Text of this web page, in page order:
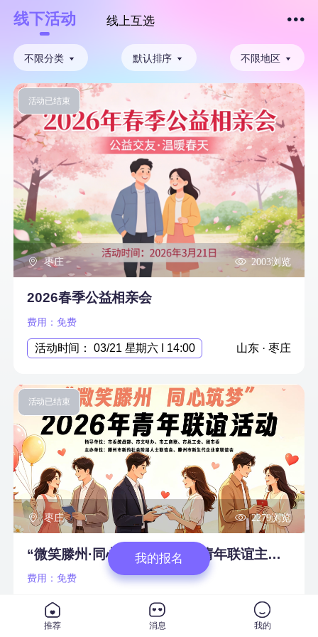
线下活动 线上互选下拉刷新
不限分类 默认排序 不限地区
枣庄 2003浏览
活动已结束
2026春季公益相亲会
费用：免费
活动时间： 03/21 星期六 I 14:00 山东 · 枣庄
枣庄 2279浏览
活动已结束
“微笑滕州·同心筑梦” 2026年青年联谊主题活动
费用：免费
活动时间： 05/31 星期日 I 09:00 山东 · 枣庄
我的报名
推荐 消息 我的